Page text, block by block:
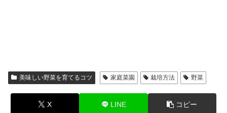
美味しい野菜を育てるコツ 家庭菜園 栽培方法 野菜
X LINE コピー